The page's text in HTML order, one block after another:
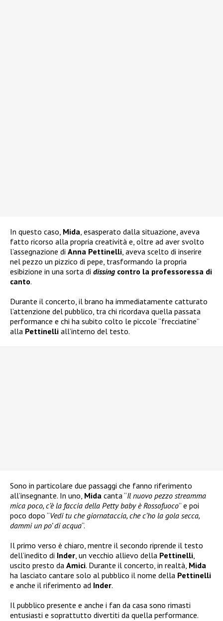
In questo caso, Mida, esasperato dalla situazione, aveva
fatto ricorso alla propria creatività e, oltre ad aver svolto
l’assegnazione di Anna Pettinelli, aveva scelto di inserire
nel pezzo un pizzico di pepe, trasformando la propria
esibizione in una sorta di dissing contro la professoressa di
canto.
Durante il concerto, il brano ha immediatamente catturato
l’attenzione del pubblico, tra chi ricordava quella passata
performance e chi ha subito colto le piccole “frecciatine”
alla Pettinelli all’interno del testo.
Sono in particolare due passaggi che fanno riferimento
all’insegnante. In uno, Mida canta “Il nuovo pezzo streamma
mica poco, c’è la faccia della Petty baby è Rossofuoco” e poi
poco dopo “Vedi tu che giornataccia, che c’ho la gola secca,
dammi un po’ di acqua“.
Il primo verso è chiaro, mentre il secondo riprende il testo
dell’inedito di Inder, un vecchio allievo della Pettinelli,
uscito presto da Amici. Durante il concerto, in realtà, Mida
ha lasciato cantare solo al pubblico il nome della Pettinelli
e anche il riferimento ad Inder.
Il pubblico presente e anche i fan da casa sono rimasti
entusiasti e soprattutto divertiti da quella performance.